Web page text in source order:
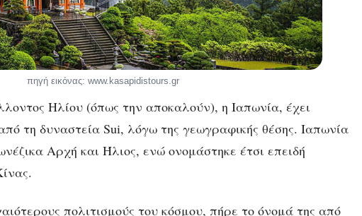
πηγή εικόνας: www.kasapidistours.gr
Ηλίου (όπως την αποκαλούν), η Ιαπωνία, έχει
τη δυναστεία Sui, λόγω της γεωγραφικής θέσης. Ιαπωνία
Αρχή και Ήλιος, ενώ ονομάστηκε έτσι επειδή
πολιτισμούς του κόσμου, πήρε το όνομά της από